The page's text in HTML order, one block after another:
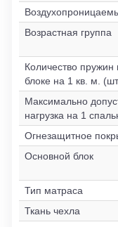
Возрастная группа
Количество
блоке на 1 кв. м.
Максимально
нагрузка на 1
Огнезащитное
Основной блок
Тип матраса
Ткань чехла